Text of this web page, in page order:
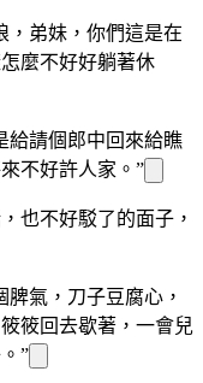
，弟妹，你們這是在
麼不好好躺著休
給請個郎中回來給瞧
不好許人家。”
也不好駁了的面子，
脾氣，刀子豆腐心，
筱回去歇著，一會兒
”